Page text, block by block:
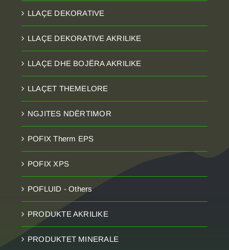
LLAÇE DEKORATIVE
LLAÇE DEKORATIVE AKRILIKE
LLAÇE DHE BOJËRA AKRILIKE
LLAÇET THEMELORE
NGJITES NDËRTIMOR
POFIX Therm EPS
POFIX XPS
POFLUID - Others
PRODUKTE AKRILIKE
PRODUKTET MINERALE